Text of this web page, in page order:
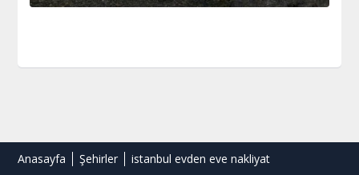
Anasayfa Şehirler istanbul evden eve nakliyat